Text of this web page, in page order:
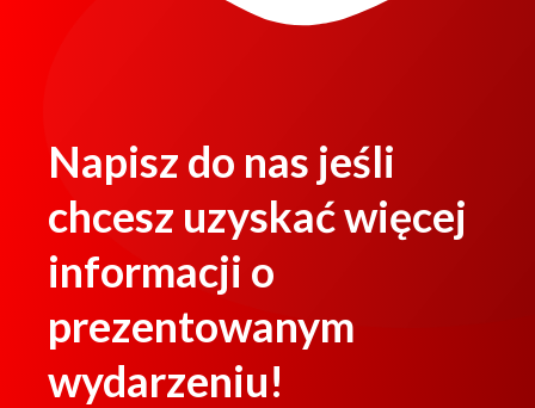
Napisz do nas jeśli
chcesz uzyskać więcej
informacji o
prezentowanym
wydarzeniu!